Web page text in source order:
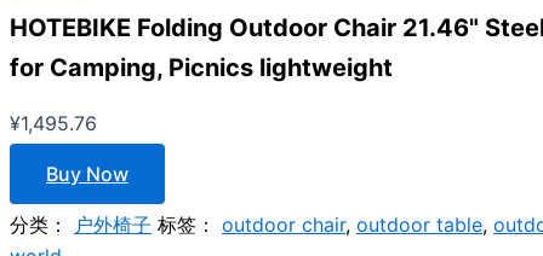
HOTEBIKE Folding Outdoor Chair 21.46"
for Camping, Picnics lightweight
¥1,495.76
Buy Now
分类： 户外椅子 标签： outdoor chair, outdoor table,